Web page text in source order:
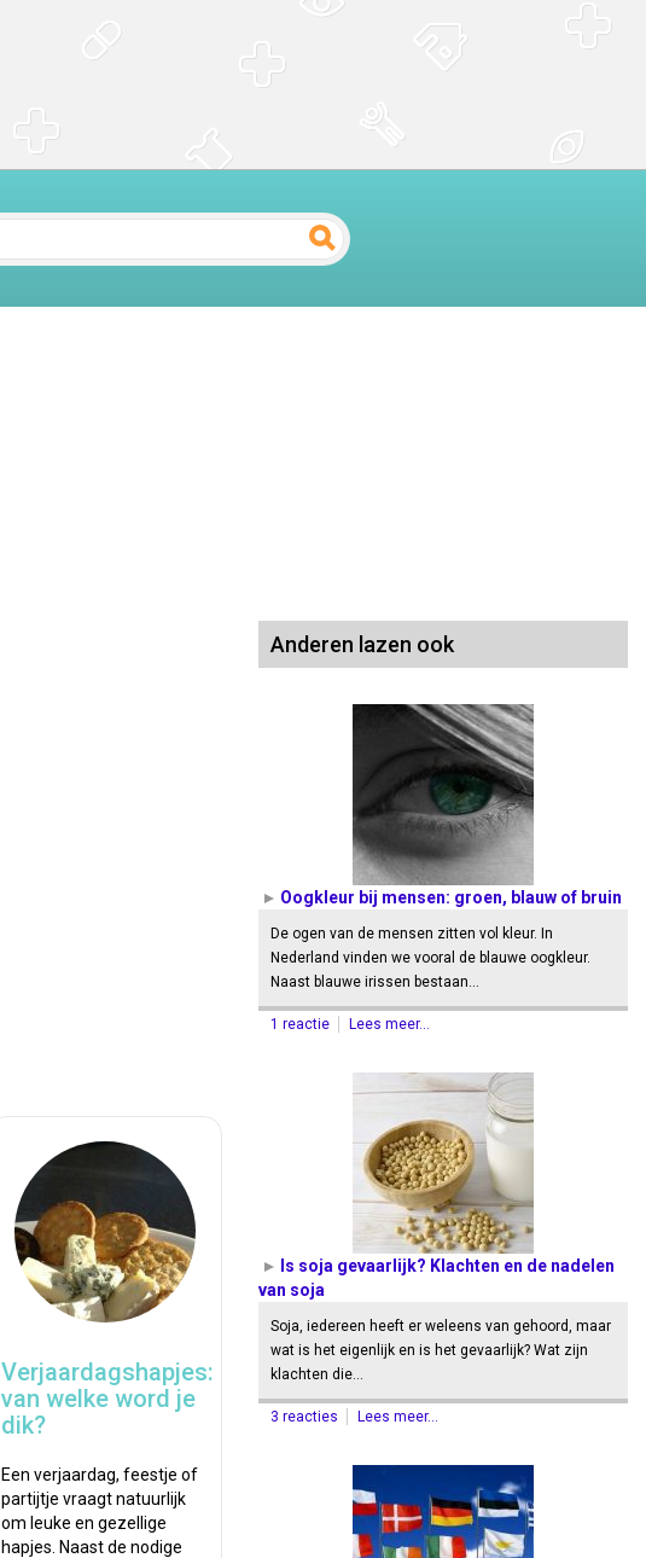
Anderen lazen ook
Oogkleur bij mensen: groen, blauw of bruin
De ogen van de mensen zitten vol kleur. In
Nederland vinden we vooral de blauwe oogkleur.
Naast blauwe irissen bestaan…
1 reactie Lees meer...
Is soja gevaarlijk? Klachten en de nadelen
van soja
Soja, iedereen heeft er weleens van gehoord, maar
wat is het eigenlijk en is het gevaarlijk? Wat zijn
klachten die…
3 reacties Lees meer...
Verjaardagshapjes:
van welke word je
dik?
Een verjaardag, feestje of
partijtje vraagt natuurlijk
om leuke en gezellige
hapjes. Naast de nodige